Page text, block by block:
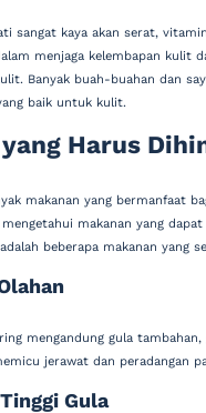
sangat kaya akan serat,
menjaga kelembapan kulit
Banyak buah-buahan dan
baik untuk kulit.
Harus
makanan yang bermanfaat
makanan yang dapat
beberapa makanan yang
mengandung gula tambahan,
jerawat dan peradangan
Gula